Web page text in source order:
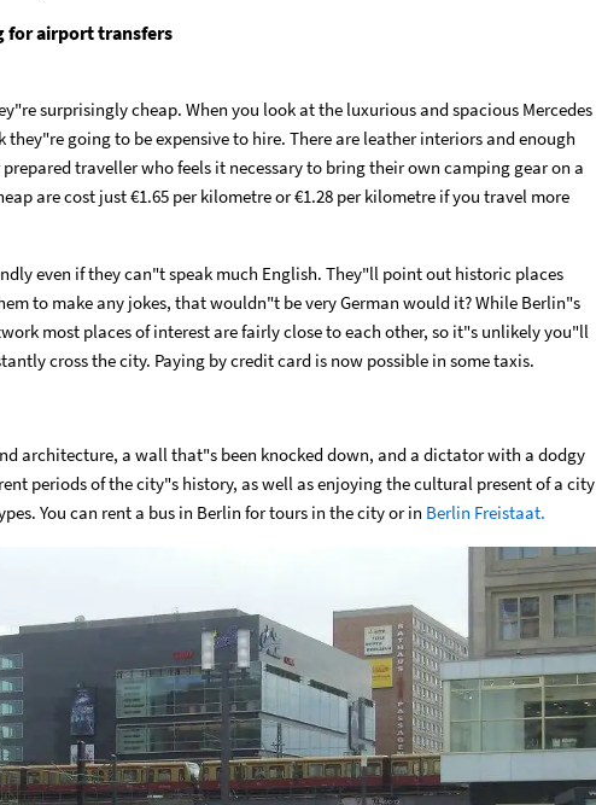
for airport transfers
surprisingly cheap. When you look at the luxurious and spacious Mercedes
going to be expensive to hire. There are leather interiors and enough
traveller who feels it necessary to bring their own camping gear on a
are cost just€1.65 per kilometre or€1.28 per kilometre if you travel more
even if they can"t speak much English. They"ll point out historic places
to make any jokes, that wouldn"t be very German would it? While Berlin"s
most places of interest are fairly close to each other, so it"s unlikely you"ll
cross the city. Paying by credit card is now possible in some taxis.
architecture, a wall that"s been knocked down, and a dictator with a dodgy
periods of the city"s history, as well as enjoying the cultural present of a city
You can rent a bus in Berlin for tours in the city or in Berlin Freistaat.